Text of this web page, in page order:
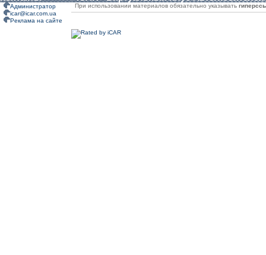
Администратор
icar@icar.com.ua
Реклама на сайте
При использовании материалов обязательно указывать